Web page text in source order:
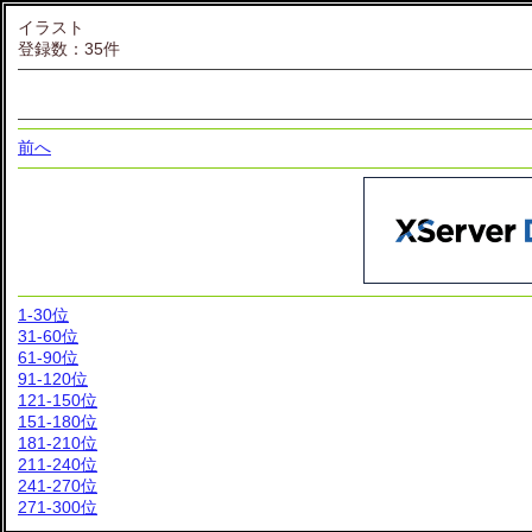
イラスト
登録数：35件
前へ
1-30位
31-60位
61-90位
91-120位
121-150位
151-180位
181-210位
211-240位
241-270位
271-300位